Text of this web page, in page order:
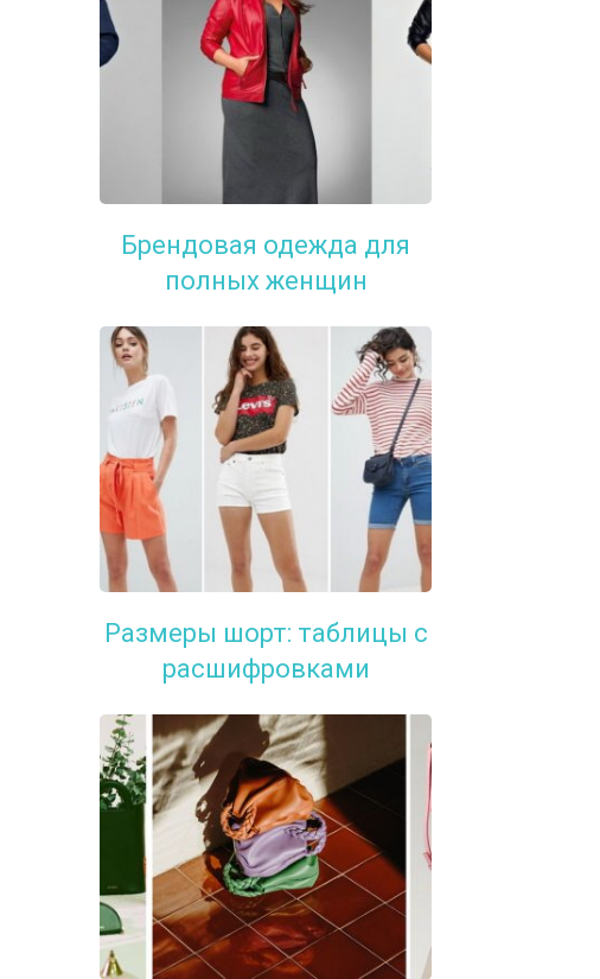
Брендовая одежда для
полных женщин
Размеры шорт: таблицы с
расшифровками